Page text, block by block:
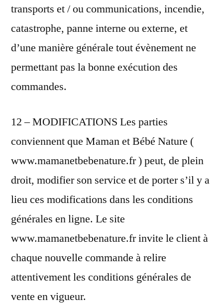
transports et / ou communications, incendie,
catastrophe, panne interne ou externe, et
d’une manière générale tout évènement ne
permettant pas la bonne exécution des
commandes.
12 – MODIFICATIONS Les parties
conviennent que Maman et Bébé Nature (
www.mamanetbebenature.fr ) peut, de plein
droit, modifier son service et de porter s’il y a
lieu ces modifications dans les conditions
générales en ligne. Le site
www.mamanetbebenature.fr invite le client à
chaque nouvelle commande à relire
attentivement les conditions générales de
vente en vigueur.